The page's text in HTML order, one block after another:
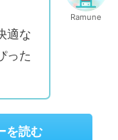
適な
った
Ramune
を読む